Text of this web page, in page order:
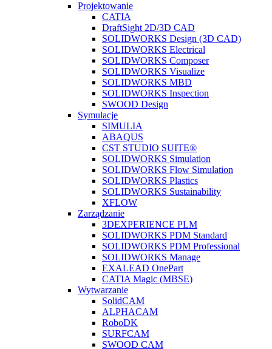
Projektowanie
CATIA
DraftSight 2D/3D CAD
SOLIDWORKS Design (3D CAD)
SOLIDWORKS Electrical
SOLIDWORKS Composer
SOLIDWORKS Visualize
SOLIDWORKS MBD
SOLIDWORKS Inspection
SWOOD Design
Symulacje
SIMULIA
ABAQUS
CST STUDIO SUITE®
SOLIDWORKS Simulation
SOLIDWORKS Flow Simulation
SOLIDWORKS Plastics
SOLIDWORKS Sustainability
XFLOW
Zarządzanie
3DEXPERIENCE PLM
SOLIDWORKS PDM Standard
SOLIDWORKS PDM Professional
SOLIDWORKS Manage
EXALEAD OnePart
CATIA Magic (MBSE)
Wytwarzanie
SolidCAM
ALPHACAM
RoboDK
SURFCAM
SWOOD CAM